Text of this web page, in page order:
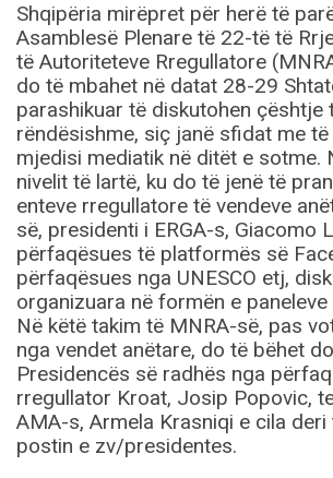
Shqipëria mirëpret për herë të
Asamblesë Plenare të 22-të të
të Autoriteteve Rregullatore
do të mbahet në datat 28-29
parashikuar të diskutohen çështje
rëndësishme, siç janë sfidat me
mjedisi mediatik në ditët e sotme.
nivelit të lartë, ku do të jenë të
enteve rregullatore të vendeve
së, presidenti i ERGA-s, Giacomo
përfaqësues të platformës së
përfaqësues nga UNESCO etj,
organizuara në formën e
Në këtë takim të MNRA-së, pas
nga vendet anëtare, do të bëhet
Presidencës së radhës nga
rregullator Kroat, Josip Popovic,
AMA-s, Armela Krasniqi e cila
postin e zv/presidentes.